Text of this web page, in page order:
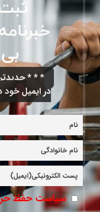
* * *
در ایمیل
سیاست حفظ